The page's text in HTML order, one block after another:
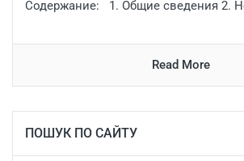
Содержание: 1. Общие сведения 2.
Read More
ПОШУК ПО САЙТУ